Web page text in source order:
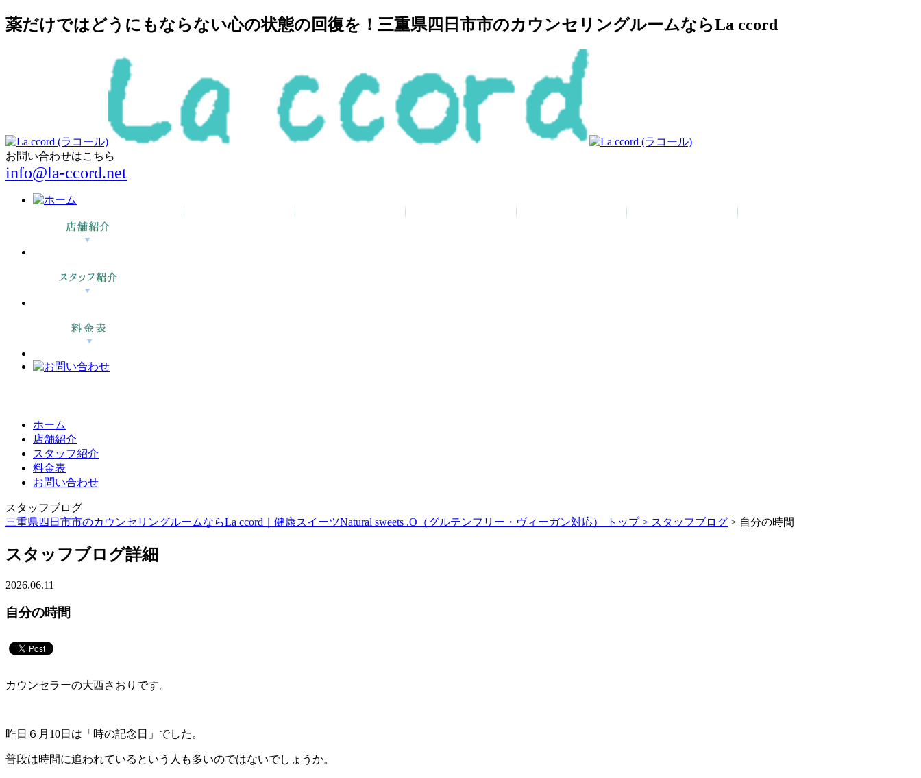
薬だけではどうにもならない心の状態の回復を！三重県四日市市のカウンセリングルームならLa ccord
お問い合わせはこちら
info@la-ccord.net
ホーム
店舗紹介
スタッフ紹介
料金表
お問い合わせ
スタッフブログ
三重県四日市市のカウンセリングルームならLa ccord｜健康スイーツNatural sweets .O（グルテンフリー・ヴィーガン対応） トップ > スタッフブログ > 自分の時間
スタッフブログ詳細
2026.06.11
自分の時間
カウンセラーの大西さおりです。
昨日６月10日は「時の記念日」でした。
普段は時間に追われているという人も多いのではないでしょうか。